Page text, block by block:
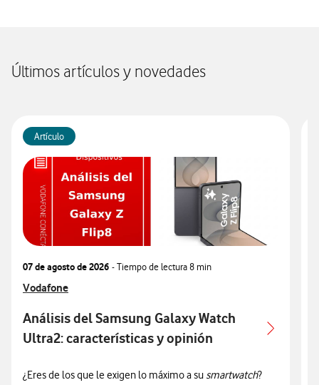
Últimos artículos y novedades
Artículo
07 de agosto de 2026 - Tiempo de lectura8 min
Ver más articulos relacionados con
Vodafone
Análisis del Samsung Galaxy Watch
Ultra2: características y opinión
¿Eres de los que le exigen lo máximo a su smartwatch?